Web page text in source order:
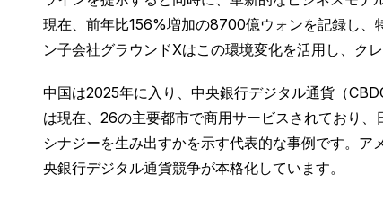
現在、前年比156%増加の8700億ウォンを記録し、
ン子会社グラウンドXはこの環境変化を活用し、ク
中国は2025年に入り、中央銀行デジタル通貨（
は現在、26の主要都市で商用サービスされており
シナジーを生み出すかを示す代表的な事例です。
央銀行デジタル通貨競争が本格化しています。